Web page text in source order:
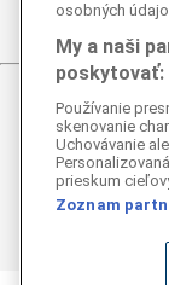
RSS
©
Všetky
osobných
My a naši
poskytovať:
Používanie
skenovanie
Uchovávanie
prieskum
Zoznam